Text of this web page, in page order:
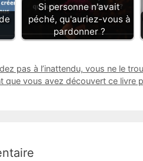
Si personne n'avait
péché, qu'auriez-vous à
pardonner ?
pas à l’inattendu, vous ne le
que vous avez découvert ce livre